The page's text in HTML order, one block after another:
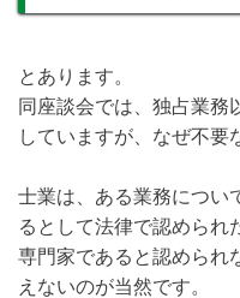
とあります。
同座談会では、独占業務
していますが、なぜ不要
士業は、ある業務につい
るとして法律で認められ
専門家であると認められ
えないのが当然です。